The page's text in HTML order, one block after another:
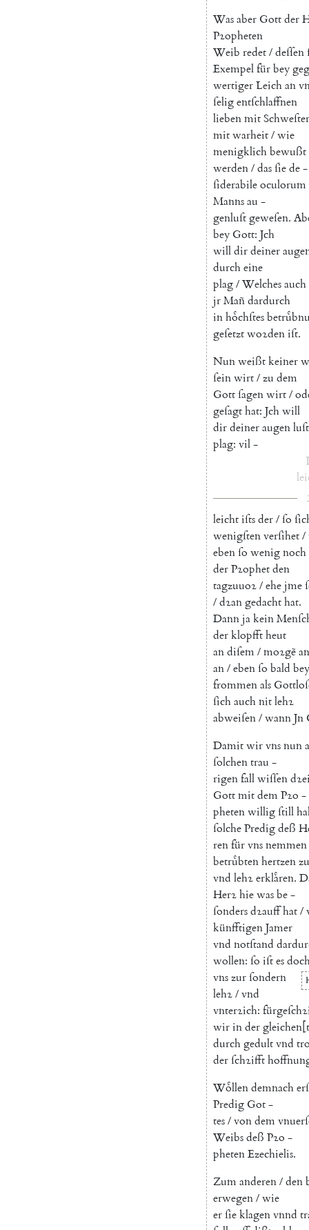
Wasaber Gottder
Pꝛopheten
Weib redet/deſſen
Exempelfürbey
wertigerLeichan
ſeligentſchlaffnen
liebenmitSchweſter
mitwarheit/wie
menigklichbewußt
werden/dasſiede-
ſiderabileoculorum
Mannsau -
genluſtgeweſen.
bey Gott: Jch
willdirdeiner
durcheine
plag/Welchesauch
jrMañdardurch
inhoͤchſtes
geſetztwoꝛdeniſt.
Nunweißtkeiner
ſeinwirt/zu dem
Gottſagenwirt/
geſagthat: Jchwill
dirdeineraugenluſt
plag: vil-
leichtiſtsder/ſo
wenigſtenverſihet/
ebenſo wenignoch
derPꝛophetden
tagzuuoꝛ/ehejme
/dꝛangedachthat.
Dannjakein
derklopfftheut
andiſem/moꝛgẽan
an/ebenſo bald bey
frommenals
ſichauchnitlehꝛ
abweiſen/wannJn
Damitwirvnsnun
ſolchentrau -
rigenfallwiſſen
GottmitdemPꝛo -
phetenwilligſtill
ſolchePredigdeß
renfürvnsnemmen
betruͤbtenhertzenzu
vnd lehꝛerklaͤren.
Herꝛhiewasbe-
ſondersdꝛauffhat/
künfftigenJamer
vnd notſtand
wollen: ſo iſtes
vnszurſondern
lehꝛ/vnd
vnterꝛich:
wirindergleichen t
durchgedultvnd
derſchꝛifft
Woͤllendemnach
Predig Got-
tes/vondem
Weibsdeß Pꝛo -
phetenEzechielis.
Zumanderen/den
erwegen/wie
erſieklagenvnnd